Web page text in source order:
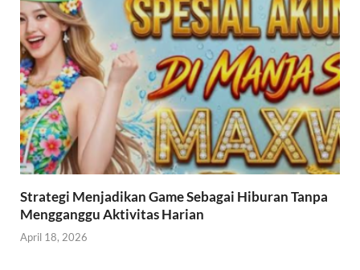
Strategi Menjadikan Game Sebagai Hiburan Tanpa
Mengganggu Aktivitas Harian
April 18, 2026